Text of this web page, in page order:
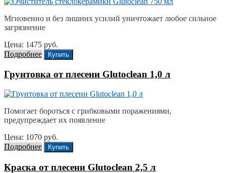
Мгновенно и без лишних усилий уничтожает любое сильное
загрязнение
Цена: 1475 руб.
Подробнее
Купить
Грунтовка от плесени Glutoclean 1,0 л
Помогает бороться с грибковыми поражениями,
предупреждает их появление
Цена: 1070 руб.
Подробнее
Купить
Краска от плесени Glutoclean 2,5 л